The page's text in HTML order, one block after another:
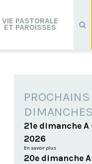
VIE PASTORALE
ET PAROISSES
PROCHAINS
DIMANCHES
21e dimanche
2026
En savoir plus
20e dimanche